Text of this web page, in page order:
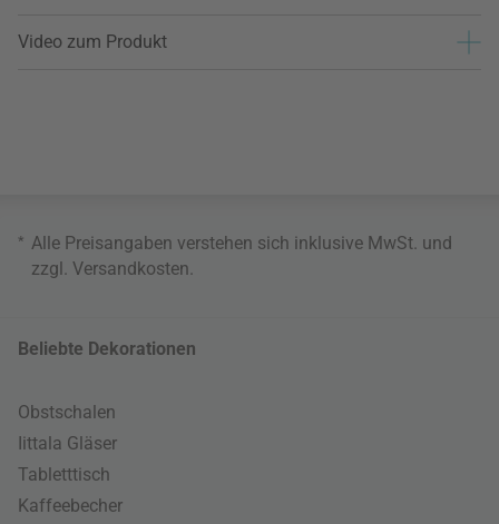
Video zum Produkt
* Alle Preisangaben verstehen sich inklusive MwSt. und
zzgl. Versandkosten
Beliebte Dekorationen
Obstschalen
Iittala Gläser
Tabletttisch
Kaffeebecher